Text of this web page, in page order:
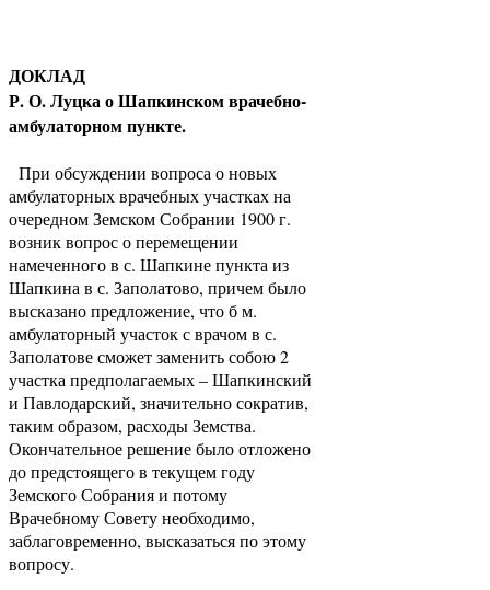
ДОКЛАД
Р. О. Луцка о Шапкинском врачебно-
амбулаторном пункте.
При обсуждении вопроса о новых
амбулаторных врачебных участках на
очередном Земском Собрании 1900 г.
возник вопрос о перемещении
намеченного в с. Шапкине пункта из
Шапкина в с. Заполатово, причем было
высказано предложение, что б м.
амбулаторный участок с врачом в с.
Заполатове сможет заменить собою 2
участка предполагаемых – Шапкинский
и Павлодарский, значительно сократив,
таким образом, расходы Земства.
Окончательное решение было отложено
до предстоящего в текущем году
Земского Собрания и потому
Врачебному Совету необходимо,
заблаговременно, высказаться по этому
вопросу.